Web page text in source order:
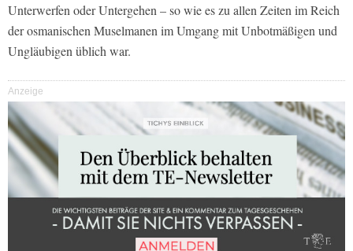
Unterwerfen oder Untergehen – so wie es zu allen Zeiten im Reich
der osmanischen Muselmanen im Umgang mit Unbotmäßigen und
Ungläubigen üblich war.
Anzeige